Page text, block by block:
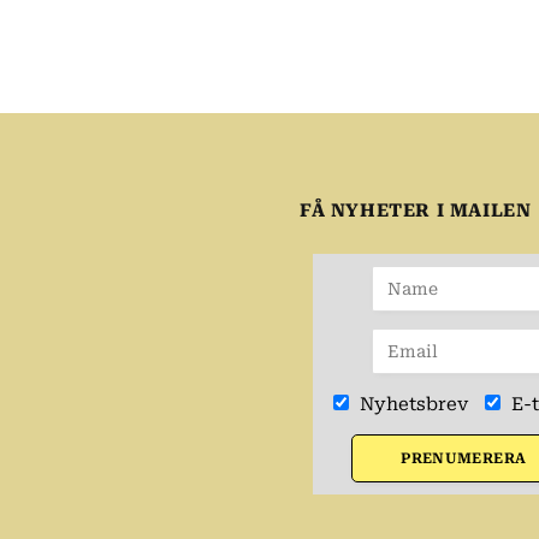
FÅ NYHETER I MAILEN
Nyhetsbrev E-
PRENUMERERA